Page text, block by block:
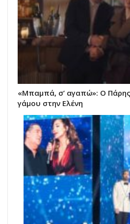
«Μπαμπά, σ’ αγαπώ»: Ο
γάμου στην Ελένη